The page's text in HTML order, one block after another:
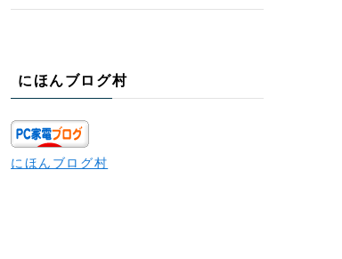
にほんブログ村
にほんブログ村